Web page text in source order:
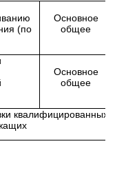
(по
Основное
общее
Основное
общее
квалифицированных